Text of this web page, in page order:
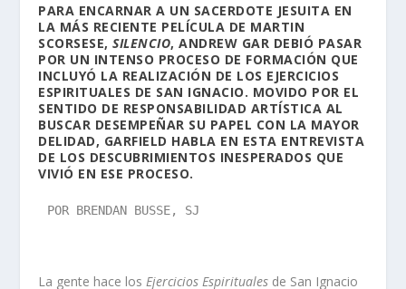
PARA ENCARNAR A UN SACERDOTE JESUITA EN
LA MÁS RECIENTE PELÍCULA DE MARTIN
SCORSESE,SILENCIO, ANDREW GAR DEBIÓ PASAR
POR UN INTENSO PROCESO DE FORMACIÓN QUE
INCLUYÓ LA REALIZACIÓN DE LOS EJERCICIOS
ESPIRITUALES DE SAN IGNACIO. MOVIDO POR EL
SENTIDO DE RESPONSABILIDAD ARTÍSTICA AL
BUSCAR DESEMPEÑAR SU PAPEL CON LA MAYOR
DELIDAD, GARFIELD HABLA EN ESTA ENTREVISTA
DE LOS DESCUBRIMIENTOS INESPERADOS QUE
VIVIÓ EN ESE PROCESO.
POR BRENDAN BUSSE, SJ
La gente hace losEjercicios Espirituales de San Ignacio